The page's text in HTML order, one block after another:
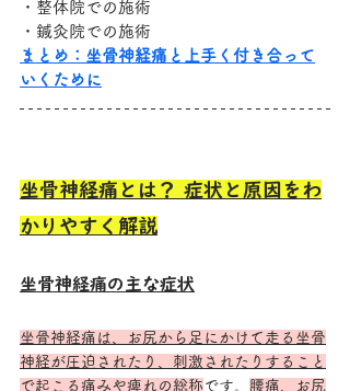
・整体院での施術
・鍼灸院での施術
まとめ：坐骨神経痛と上手く付き合って
いくために
坐骨神経痛とは？ 症状と原因をわ
かりやすく解説
坐骨神経痛の主な症状
坐骨神経痛は、お尻から足にかけて走る坐骨
神経が圧迫されたり、刺激されたりすること
で起こる痛みや痺れの総称 です。 腰痛、お尻